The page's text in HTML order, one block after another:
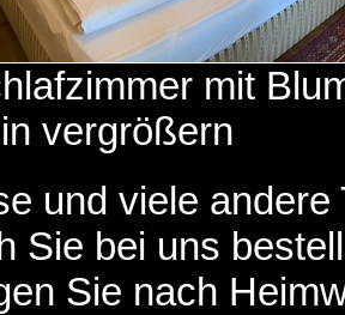
mit
vergrößern
und viele andere
Sie bei uns
Sie nach